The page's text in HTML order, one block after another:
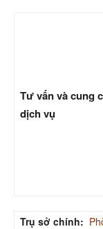
Tư vấn và cung
dịch vụ
Trụ sở chính: